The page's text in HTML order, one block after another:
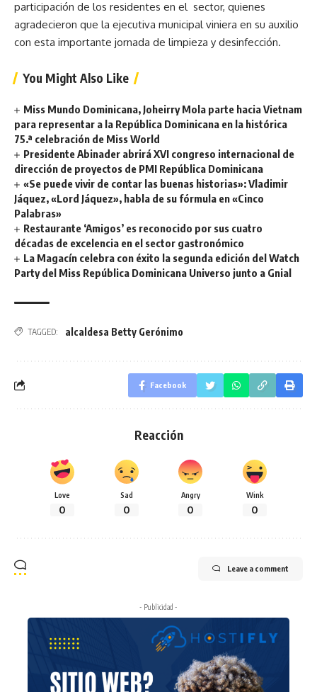
participación de los residentes en el sector, quienes
agradecieron que la ejecutiva municipal viniera en su auxilio
con esta importante jornada de limpieza y desinfección.
You Might Also Like
Miss Mundo Dominicana, Joheirry Mola parte hacia Vietnam
para representar a la República Dominicana en la histórica
75.ª celebración de Miss World
Presidente Abinader abrirá XVI congreso internacional de
dirección de proyectos de PMI República Dominicana
«Se puede vivir de contar las buenas historias»: Vladimir
Jáquez, «Lord Jáquez», habla de su fórmula en «Cinco
Palabras»
Restaurante ‘Amigos’ es reconocido por sus cuatro
décadas de excelencia en el sector gastronómico
La Magacín celebra con éxito la segunda edición del Watch
Party del Miss República Dominicana Universo junto a Gnial
TAGGED: alcaldesa Betty Gerónimo
Facebook
Reacción
Love
0
Sad
0
Angry
0
Wink
0
Leave a comment
- Publicidad -